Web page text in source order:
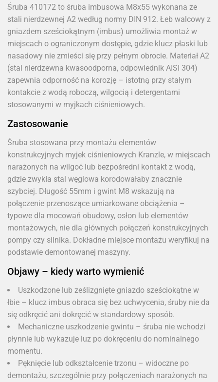
Śruba 410172 to śruba imbusowa M8x55 wykonana ze
stali nierdzewnej A2 według normy DIN 912. Łeb walcowy z
gniazdem sześciokątnym (imbus) umożliwia montaż w
miejscach o ograniczonym dostępie, gdzie klucz płaski lub
nasadowy nie zmieści się przy pełnym obrocie. Materiał A2
(stal nierdzewna kwasoodporna, odpowiednik AISI 304)
zapewnia odporność na korozję – istotną przy stałym
kontakcie z wodą roboczą, wilgocią i detergentami
stosowanymi w myjkach ciśnieniowych.
Zastosowanie
Śruba stosowana przy montażu elementów
konstrukcyjnych myjek ciśnieniowych Kranzle, w miejscach
narażonych na wilgoć lub bezpośredni kontakt z wodą,
gdzie zwykła stal węglowa korodowałaby znacznie
szybciej. Długość 55mm i gwint M8 wskazują na
połączenie przenoszące umiarkowane obciążenia –
typowe dla mocowań obudowy, osłon lub elementów
montażowych, nie dla głównych połączeń konstrukcyjnych
pompy czy silnika. Dokładne miejsce montażu weryfikuj na
podstawie demontowanej maszyny.
Objawy – kiedy warto wymienić
Uszkodzone lub ześlizgnięte gniazdo sześciokątne w
łbie – klucz imbus obraca się bez uchwycenia, śruby nie da
się odkręcić ani dokręcić w standardowy sposób.
Mechaniczne uszkodzenie gwintu – śruba nie wchodzi
płynnie lub wykazuje luz po dokręceniu do nominalnego
momentu.
Pęknięcie lub odkształcenie trzonu – widoczne po
demontażu, szczególnie przy połączeniach narażonych na